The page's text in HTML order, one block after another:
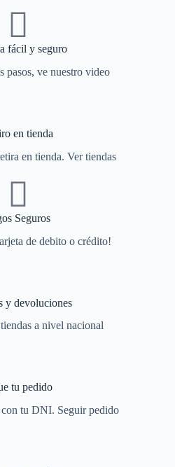
fácil y seguro
pasos, ve nuestro video
en tienda
en tienda. Ver tiendas
Seguros
de debito o crédito!
y devoluciones
a nivel nacional
tu pedido
tu DNI. Seguir pedido